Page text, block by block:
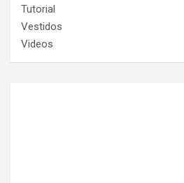
Tutorial
Vestidos
Videos